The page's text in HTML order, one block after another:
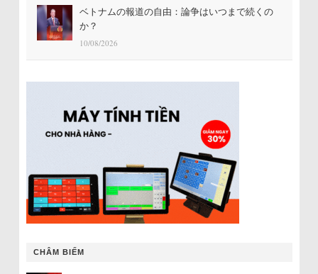
ベトナムの報道の自由：論争はいつまで続くの
か？
10/08/2026
CHÂM BIẾM